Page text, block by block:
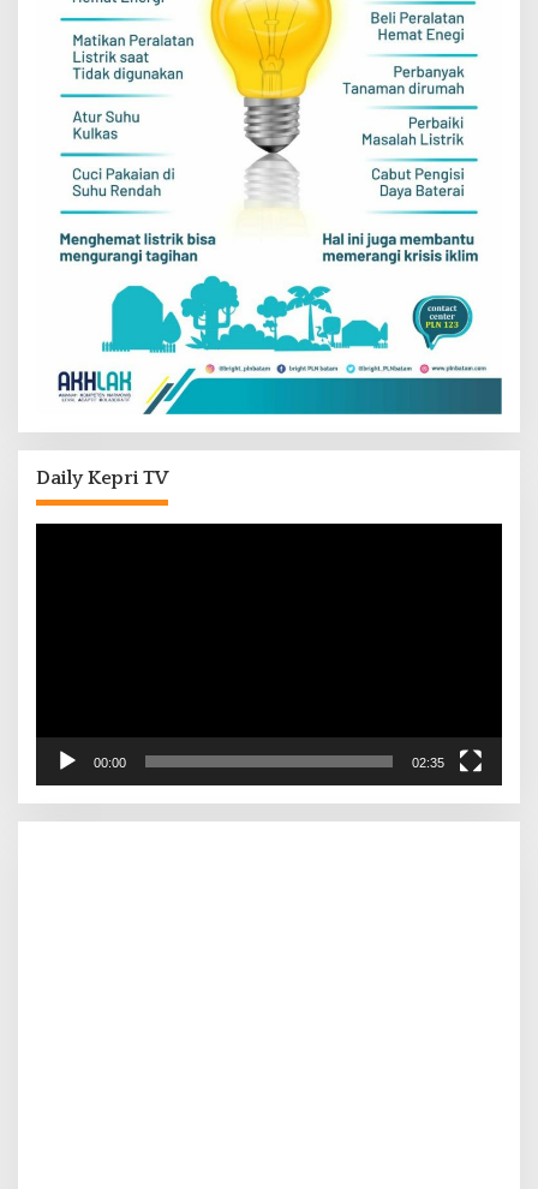
Daily Kepri TV
00:00 02:35